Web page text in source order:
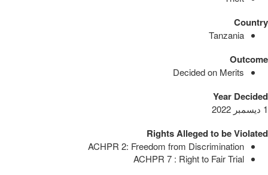
Country
Tanzania
Outcome
Decided on Merits
Year Decided
1 ديسمبر 2022
Rights Alleged to be Violated
ACHPR 2: Freedom from Discrimination
ACHPR 7 : Right to Fair Trial